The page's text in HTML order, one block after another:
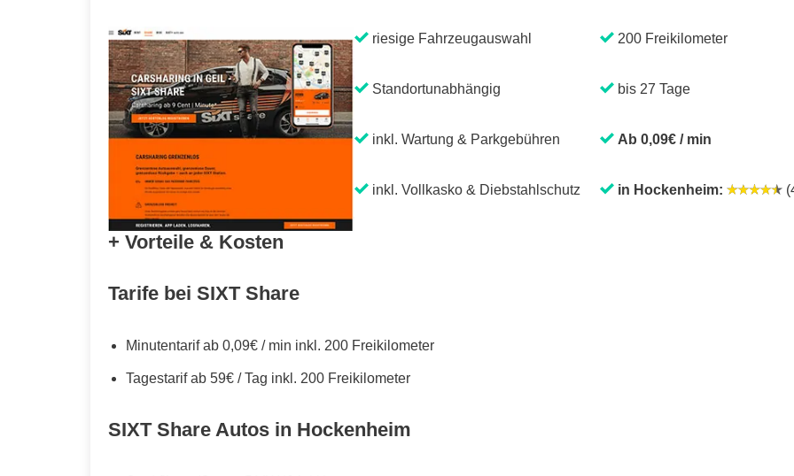
riesige Fahrzeugauswahl
Standortunabhängig
inkl. Wartung & Parkgebühren
inkl. Vollkasko & Diebstahlschutz
200 Freikilometer
bis 27 Tage
Ab 0,09€ / min
in Hockenheim:
+ Vorteile & Kosten
Tarife bei SIXT Share
Minutentarif ab 0,09€ / min inkl. 200 Freikilometer
Tagestarif ab 59€ / Tag inkl. 200 Freikilometer
SIXT Share Autos in Hockenheim